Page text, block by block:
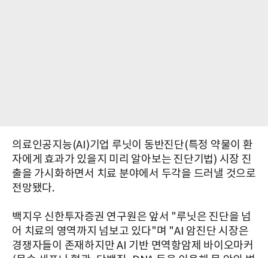
의료인공지능(AI)기업 루닛이 동반진단(특정 약물이 환
자에게 효과가 있을지 미리 알아보는 진단기법) 시장 진
출을 가시화하면서 치료 분야에서 두각을 드러낼 것으로
전망됐다.
백지우 신한투자증권 연구원은 앞서 "루닛은 진단을 넘
어 치료의 영역까지 넘보고 있다"며 "AI 암진단 시장은
경쟁자들이 존재하지만 AI 기반 면역항암제 바이오마커